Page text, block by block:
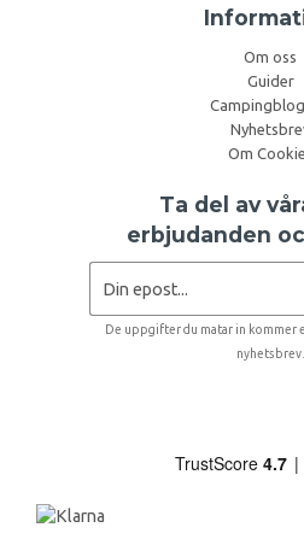
Om oss
Guider
Om
Ta del av
erbjudanden
De uppgifter du matar in kommer
nyhetsbrev.